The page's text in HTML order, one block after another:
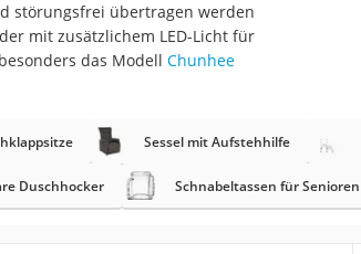
störungsfrei übertragen werden
mit zusätzlichem LED-Licht für
das Modell Chunhee
Sessel mit Aufstehhilfe
Duschhocker Schnabeltassen für Senioren